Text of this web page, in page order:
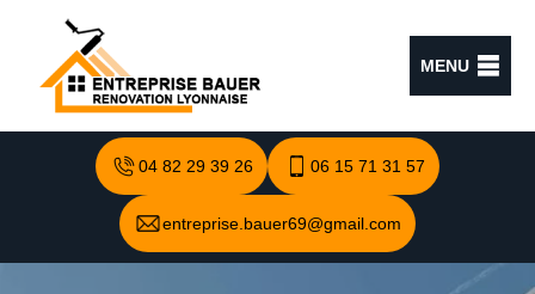
MENU
04 82 29 39 26 06 15 71 31 57
entreprise.bauer69@gmail.com